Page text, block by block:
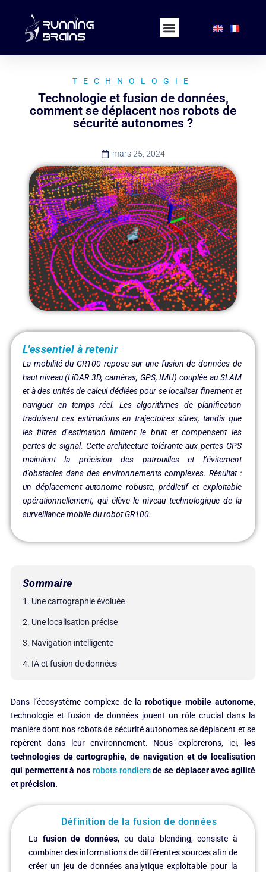
TECHNOLOGIE
Technologie et fusion de données,
comment se déplacent nos robots de
sécurité autonomes ?
mars 25, 2024
L'essentiel à retenir
La mobilité du GR100 repose sur une fusion de données de
haut niveau (LiDAR 3D, caméras, GPS, IMU) couplée au SLAM
et à des unités de calcul dédiées pour se localiser finement et
naviguer en temps réel. Les algorithmes de planification
traduisent ces estimations en trajectoires sûres, tandis que
les filtres d’estimation limitent le bruit et compensent les
pertes de signal. Cette architecture tolérante aux pertes GPS
maintient la précision des patrouilles et l’évitement
d’obstacles dans des environnements complexes. Résultat :
un déplacement autonome robuste, prédictif et exploitable
opérationnellement, qui élève le niveau technologique de la
surveillance mobile du robot GR100.
Sommaire
1. Une cartographie évoluée​
2. Une localisation précise
3. Navigation intelligente​
4. IA et fusion de données
Dans l’écosystème complexe de larobotique mobile autonome,
technologie et fusion de données jouent un rôle crucial dans la
manière dont nos robots de sécurité autonomes se déplacent et se
repèrent dans leur environnement. Nous explorerons, ici,
les
technologies de cartographie, de navigation et de localisation
qui permettent à nos robots rondiersde se déplacer avec agilité
et précision.
Définition de la fusion de données
La fusion de données, ou data blending, consiste à
combiner des informations de différentes sources afin de
créer un jeu de données analytique exploitable pour la